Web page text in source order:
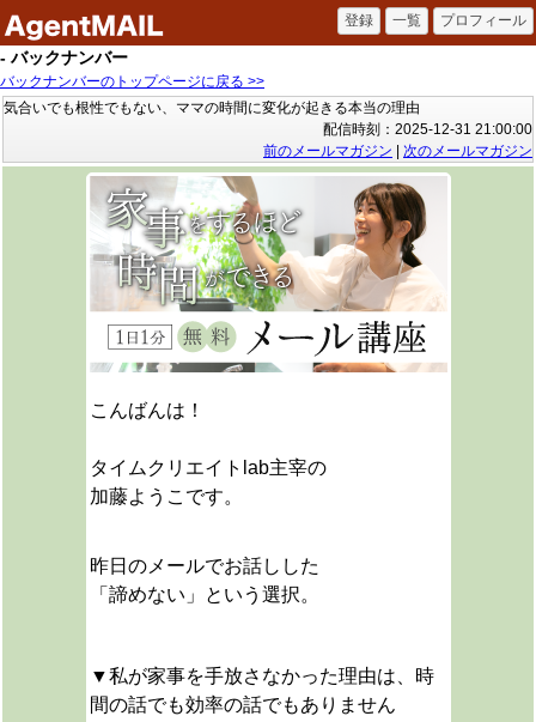
- バックナンバー
バックナンバーのトップページに戻る >>
気合いでも根性でもない、ママの時間に変化が起きる本当の理由
配信時刻：2025-12-31 21:00:00
前のメールマガジン
次のメールマガジン
こんばんは！
タイムクリエイトlab主宰の
加藤ようこです。
昨日のメールでお話しした
「諦めない」という選択。
▼私が家事を手放さなかった理由は、時
間の話でも効率の話でもありません